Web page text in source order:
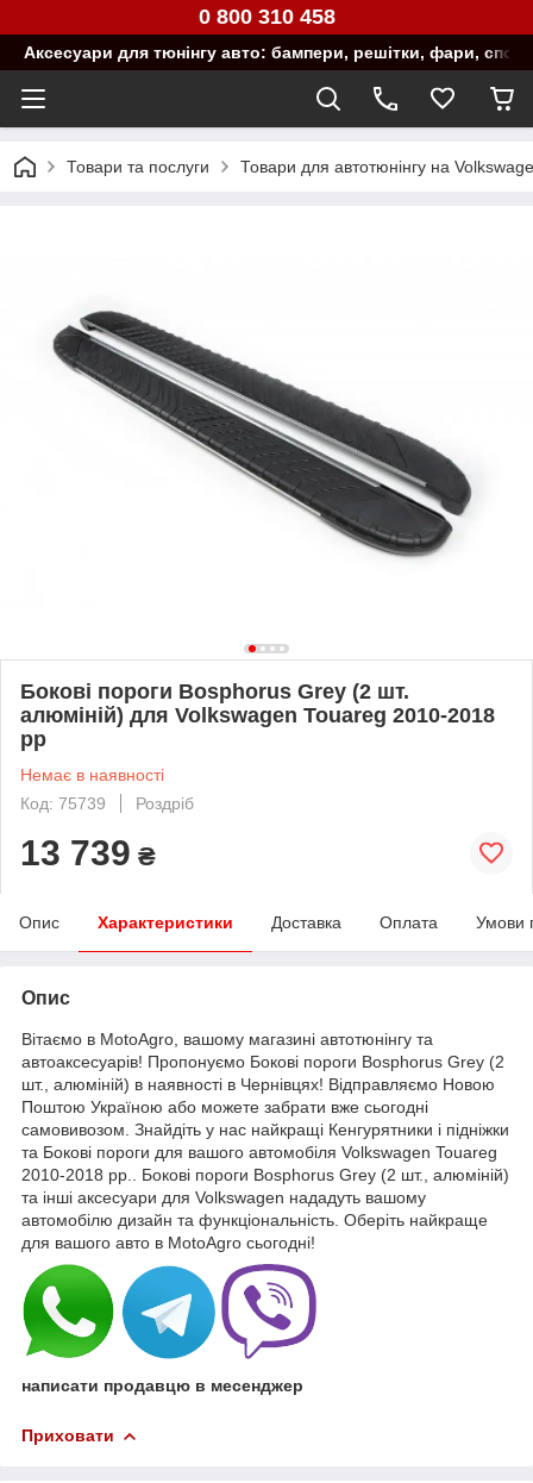
0 800 310 458
Аксесуари для тюнінгу авто: бампери, решітки, фари,
Товари та послуги Товари для автотюнінгу на
Бокові пороги Bosphorus Grey (2 шт.
алюміній) для Volkswagen Touareg 2010-2018
рр
Немає в наявності
Код: 75739
Роздріб
13 739 ₴
Опис Характеристики Доставка Оплата Умови
Опис
Вітаємо в MotoAgro, вашому магазині автотюнінгу та
автоаксесуарів! Пропонуємо Бокові пороги Bosphorus Grey (2
шт., алюміній) в наявності в Чернівцях! Відправляємо Новою
Поштою Україною або можете забрати вже сьогодні
самовивозом. Знайдіть у нас найкращі Кенгурятники і підніжки
та Бокові пороги для вашого автомобіля Volkswagen Touareg
2010-2018 рр.. Бокові пороги Bosphorus Grey (2 шт., алюміній)
та інші аксесуари для Volkswagen нададуть вашому
автомобілю дизайн та функціональність. Оберіть найкраще
для вашого авто в MotoAgro сьогодні!
написати продавцю в месенджер
Приховати